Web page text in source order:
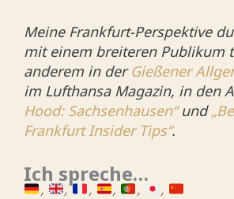
Meine Frankfurt-Perspektive
mit einem breiteren Publikum
anderem in derGießener
im Lufthansa Magazin, in den
Hood: Sachsenhausen“und
Frankfurt Insider Tips“.
Ich spreche…
, , , , , ,